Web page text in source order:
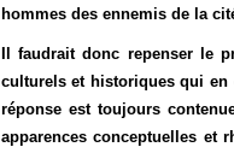
hommes des ennemis de la
Il faudrait donc repenser le
culturels et historiques qui en
réponse est toujours
apparences conceptuelles et